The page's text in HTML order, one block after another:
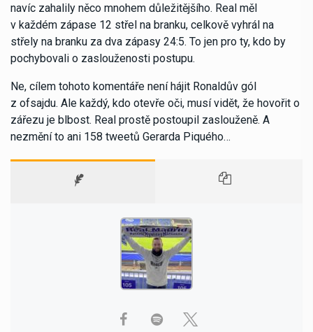
navíc zahalily něco mnohem důležitějšího. Real měl
v každém zápase 12 střel na branku, celkově vyhrál na
střely na branku za dva zápasy 24:5. To jen pro ty, kdo by
pochybovali o zaslouženosti postupu.
Ne, cílem tohoto komentáře není hájit Ronaldův gól
z ofsajdu. Ale každý, kdo otevře oči, musí vidět, že hovořit o
zářezu je blbost. Real prostě postoupil zaslouženě. A
nezmění to ani 158 tweetů Gerarda Piquého…